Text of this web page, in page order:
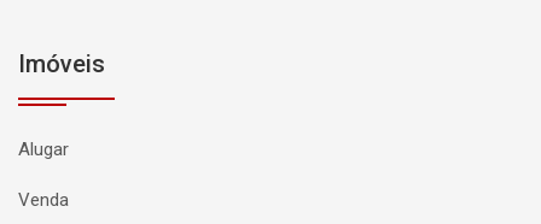
Imóveis
Alugar
Venda